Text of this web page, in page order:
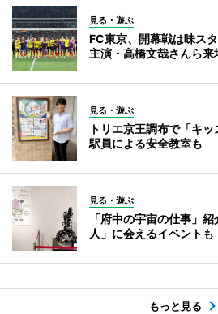
見る・遊ぶ
FC東京、開幕戦は味ス
主演・高橋文哉さんら来
見る・遊ぶ
トリエ京王調布で「キ
駅員による安全教室も
見る・遊ぶ
「府中の宇宙の仕事」
人」に会えるイベントも
もっと見る